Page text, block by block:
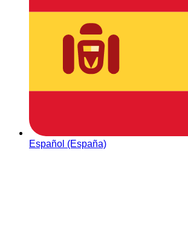
Español (España)